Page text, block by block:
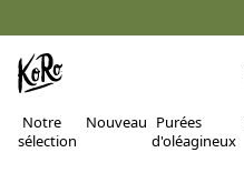
Notre
sélection
Nouveau Purées
d'oléagineux